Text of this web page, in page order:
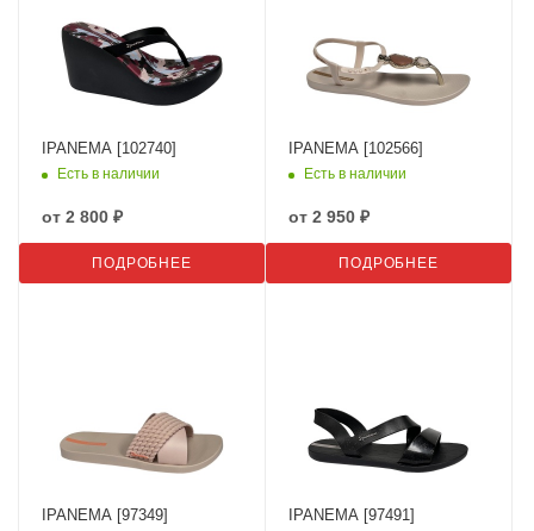
IPANEMA [102740]
Есть в наличии
от 2 800 ₽
ПОДРОБНЕЕ
IPANEMA [102566]
Есть в наличии
от 2 950 ₽
ПОДРОБНЕЕ
IPANEMA [97349] IPANEMA [97491]